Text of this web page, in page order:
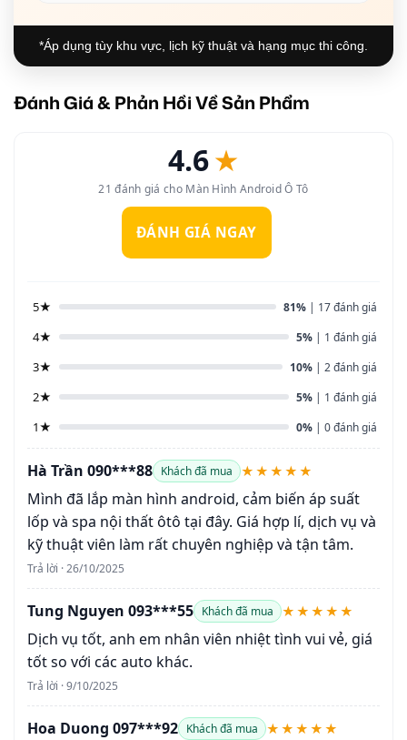
*Áp dụng tùy khu vực, lịch kỹ thuật và hạng mục thi công.
Đánh Giá & Phản Hồi Về Sản Phẩm
4.6★
21 đánh giá cho Màn Hình Android Ô Tô
ĐÁNH GIÁ NGAY
5★ 81% | 17 đánh giá
4★ 5% | 1 đánh giá
3★ 10% | 2 đánh giá
2★ 5% | 1 đánh giá
1★ 0% | 0 đánh giá
Hà Trần 090***88 Khách đã mua ★★★★★
Mình đã lắp màn hình android, cảm biến áp suất
lốp và spa nội thất ôtô tại đây. Giá hợp lí, dịch vụ và
kỹ thuật viên làm rất chuyên nghiệp và tận tâm.
Trả lời · 26/10/2025
Tung Nguyen 093***55 Khách đã mua ★★★★★
Dịch vụ tốt, anh em nhân viên nhiệt tình vui vẻ, giá
tốt so với các auto khác.
Trả lời · 9/10/2025
Hoa Duong 097***92 Khách đã mua ★★★★★